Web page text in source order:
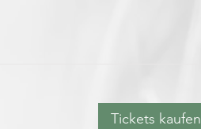
Tickets kaufen